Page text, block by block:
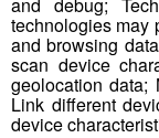
Reste à savoir
parle même
également
du Haut
technologies may
and browsing
scan device
geolocation data;
Link different
device